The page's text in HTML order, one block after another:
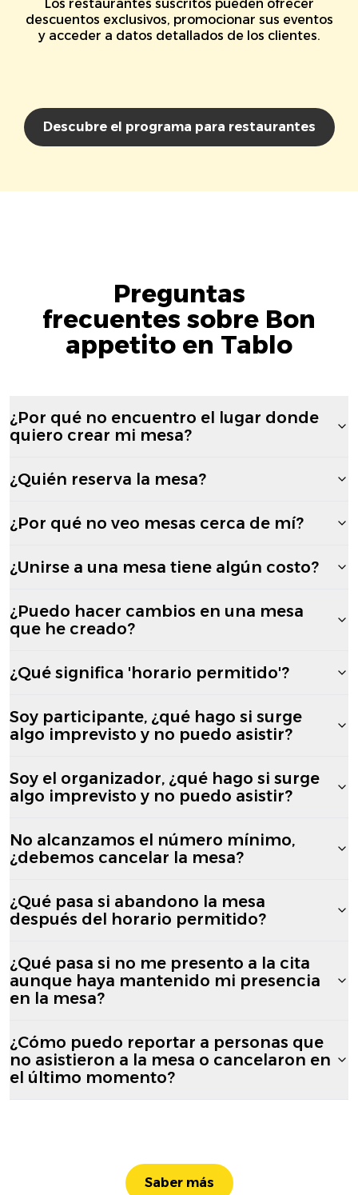
Los restaurantes suscritos pueden ofrecer
descuentos exclusivos, promocionar sus eventos
y acceder a datos detallados de los clientes.
Descubre el programa para restaurantes
Preguntas
frecuentes sobre Bon
appetito en Tablo
¿Por qué no encuentro el lugar donde
quiero crear mi mesa?
¿Quién reserva la mesa?
¿Por qué no veo mesas cerca de mí?
¿Unirse a una mesa tiene algún costo?
¿Puedo hacer cambios en una mesa
que he creado?
¿Qué significa 'horario permitido'?
Soy participante, ¿qué hago si surge
algo imprevisto y no puedo asistir?
Soy el organizador, ¿qué hago si surge
algo imprevisto y no puedo asistir?
No alcanzamos el número mínimo,
¿debemos cancelar la mesa?
¿Qué pasa si abandono la mesa
después del horario permitido?
¿Qué pasa si no me presento a la cita
aunque haya mantenido mi presencia
en la mesa?
¿Cómo puedo reportar a personas que
no asistieron a la mesa o cancelaron en
el último momento?
Saber más